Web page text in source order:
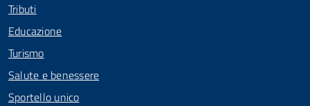
Tributi
Educazione
Turismo
Salute e benessere
Sportello unico